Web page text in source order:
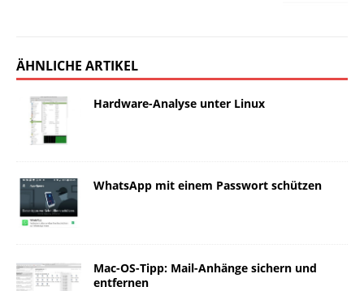
ÄHNLICHE ARTIKEL
Hardware-Analyse unter Linux
WhatsApp mit einem Passwort schützen
Mac-OS-Tipp: Mail-Anhänge sichern und
entfernen